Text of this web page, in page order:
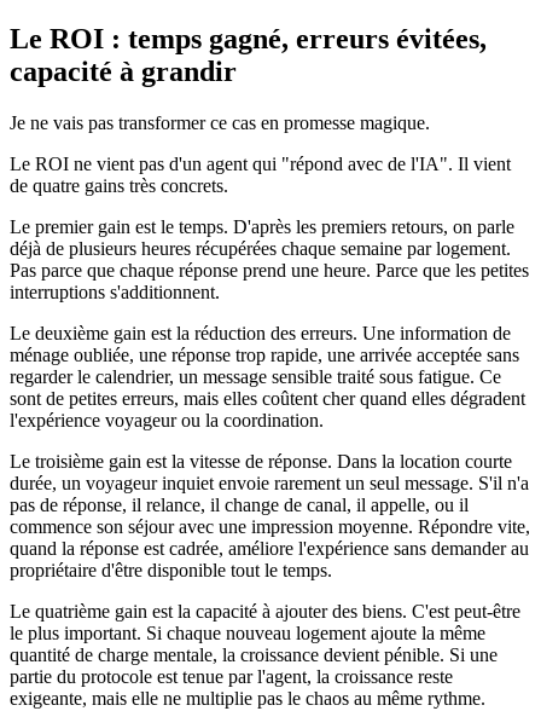
Le ROI : temps gagné, erreurs évitées,
capacité à grandir
Je ne vais pas transformer ce cas en promesse magique.
Le ROI ne vient pas d'un agent qui "répond avec de l'IA". Il vient
de quatre gains très concrets.
Le premier gain est le temps. D'après les premiers retours, on parle
déjà de plusieurs heures récupérées chaque semaine par logement.
Pas parce que chaque réponse prend une heure. Parce que les petites
interruptions s'additionnent.
Le deuxième gain est la réduction des erreurs. Une information de
ménage oubliée, une réponse trop rapide, une arrivée acceptée sans
regarder le calendrier, un message sensible traité sous fatigue. Ce
sont de petites erreurs, mais elles coûtent cher quand elles dégradent
l'expérience voyageur ou la coordination.
Le troisième gain est la vitesse de réponse. Dans la location courte
durée, un voyageur inquiet envoie rarement un seul message. S'il n'a
pas de réponse, il relance, il change de canal, il appelle, ou il
commence son séjour avec une impression moyenne. Répondre vite,
quand la réponse est cadrée, améliore l'expérience sans demander au
propriétaire d'être disponible tout le temps.
Le quatrième gain est la capacité à ajouter des biens. C'est peut-être
le plus important. Si chaque nouveau logement ajoute la même
quantité de charge mentale, la croissance devient pénible. Si une
partie du protocole est tenue par l'agent, la croissance reste
exigeante, mais elle ne multiplie pas le chaos au même rythme.